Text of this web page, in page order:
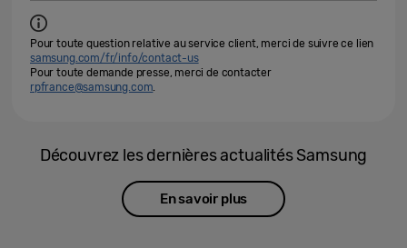
Pour toute question relative au service client, merci de suivre ce lien
samsung.com/fr/info/contact-us
Pour toute demande presse, merci de contacter
rpfrance@samsung.com.
Découvrez les dernières actualités Samsung
En savoir plus